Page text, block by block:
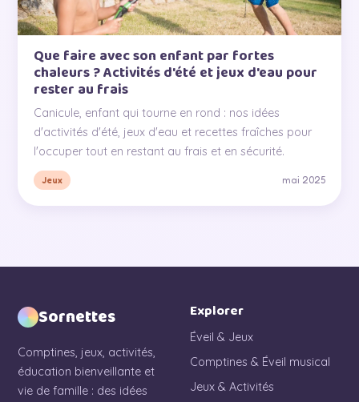
Que faire avec son enfant par fortes
chaleurs ? Activités d'été et jeux d'eau pour
rester au frais
Canicule, enfant qui tourne en rond : nos idées
d'activités d'été, jeux d'eau et recettes fraîches pour
l'occuper tout en restant au frais et en sécurité.
Jeux mai 2025
Sornettes
Comptines, jeux, activités,
éducation bienveillante et
vie de famille : des idées
Explorer
Éveil & Jeux
Comptines & Éveil musical
Jeux & Activités